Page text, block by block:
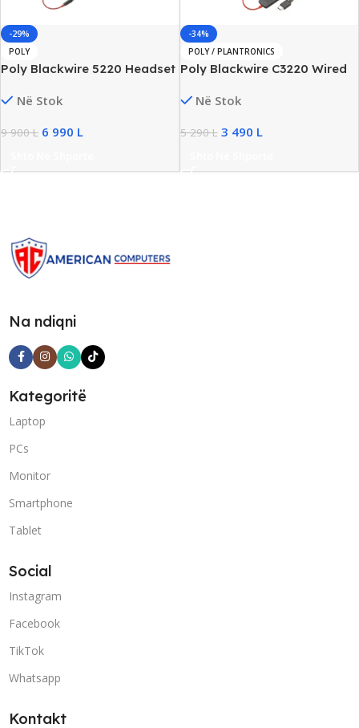
-29%
POLY
Poly Blackwire 5220 Headset
20kHz, New
Në Stok
9 900L 6 990 L
-34%
POLY / PLANTRONICS
Poly Blackwire C3220 Wired
Cancelling, New
Në Stok
5 290L 3 490 L
Na ndiqni
Kategoritë
Laptop
PCs
Monitor
Smartphone
Tablet
Social
Instagram
Facebook
TikTok
Whatsapp
Kontakt